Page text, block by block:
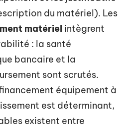
du matériel). Les
matériel intègrent
: la santé
bancaire et la
sont scrutés.
équipement à
est déterminant,
existent entre